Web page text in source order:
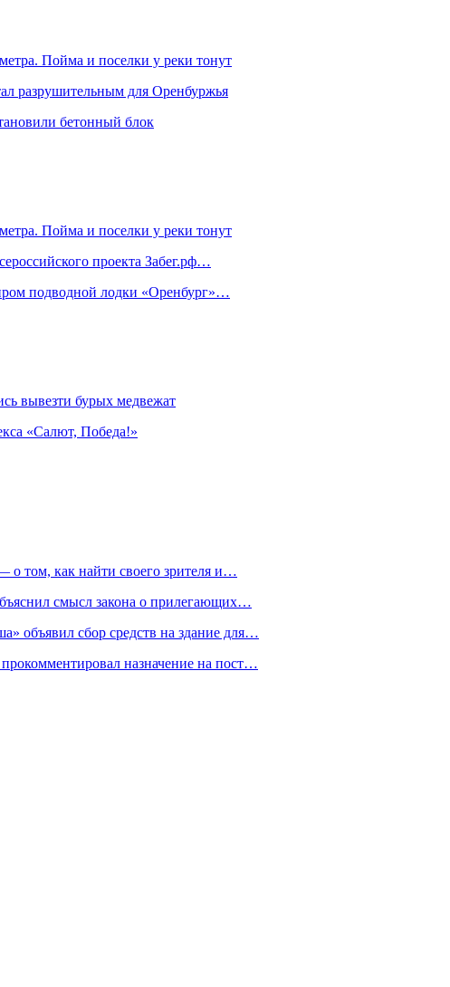
Пойма и поселки у реки тонут
разрушительным для Оренбуржья
бетонный блок
Пойма и поселки у реки тонут
проекта Забег.рф…
подводной лодки «Оренбург»…
вывезти бурых медвежат
«Салют, Победа!»
о том, как найти своего зрителя и…
смысл закона о прилегающих…
объявил сбор средств на здание для…
назначение на пост…